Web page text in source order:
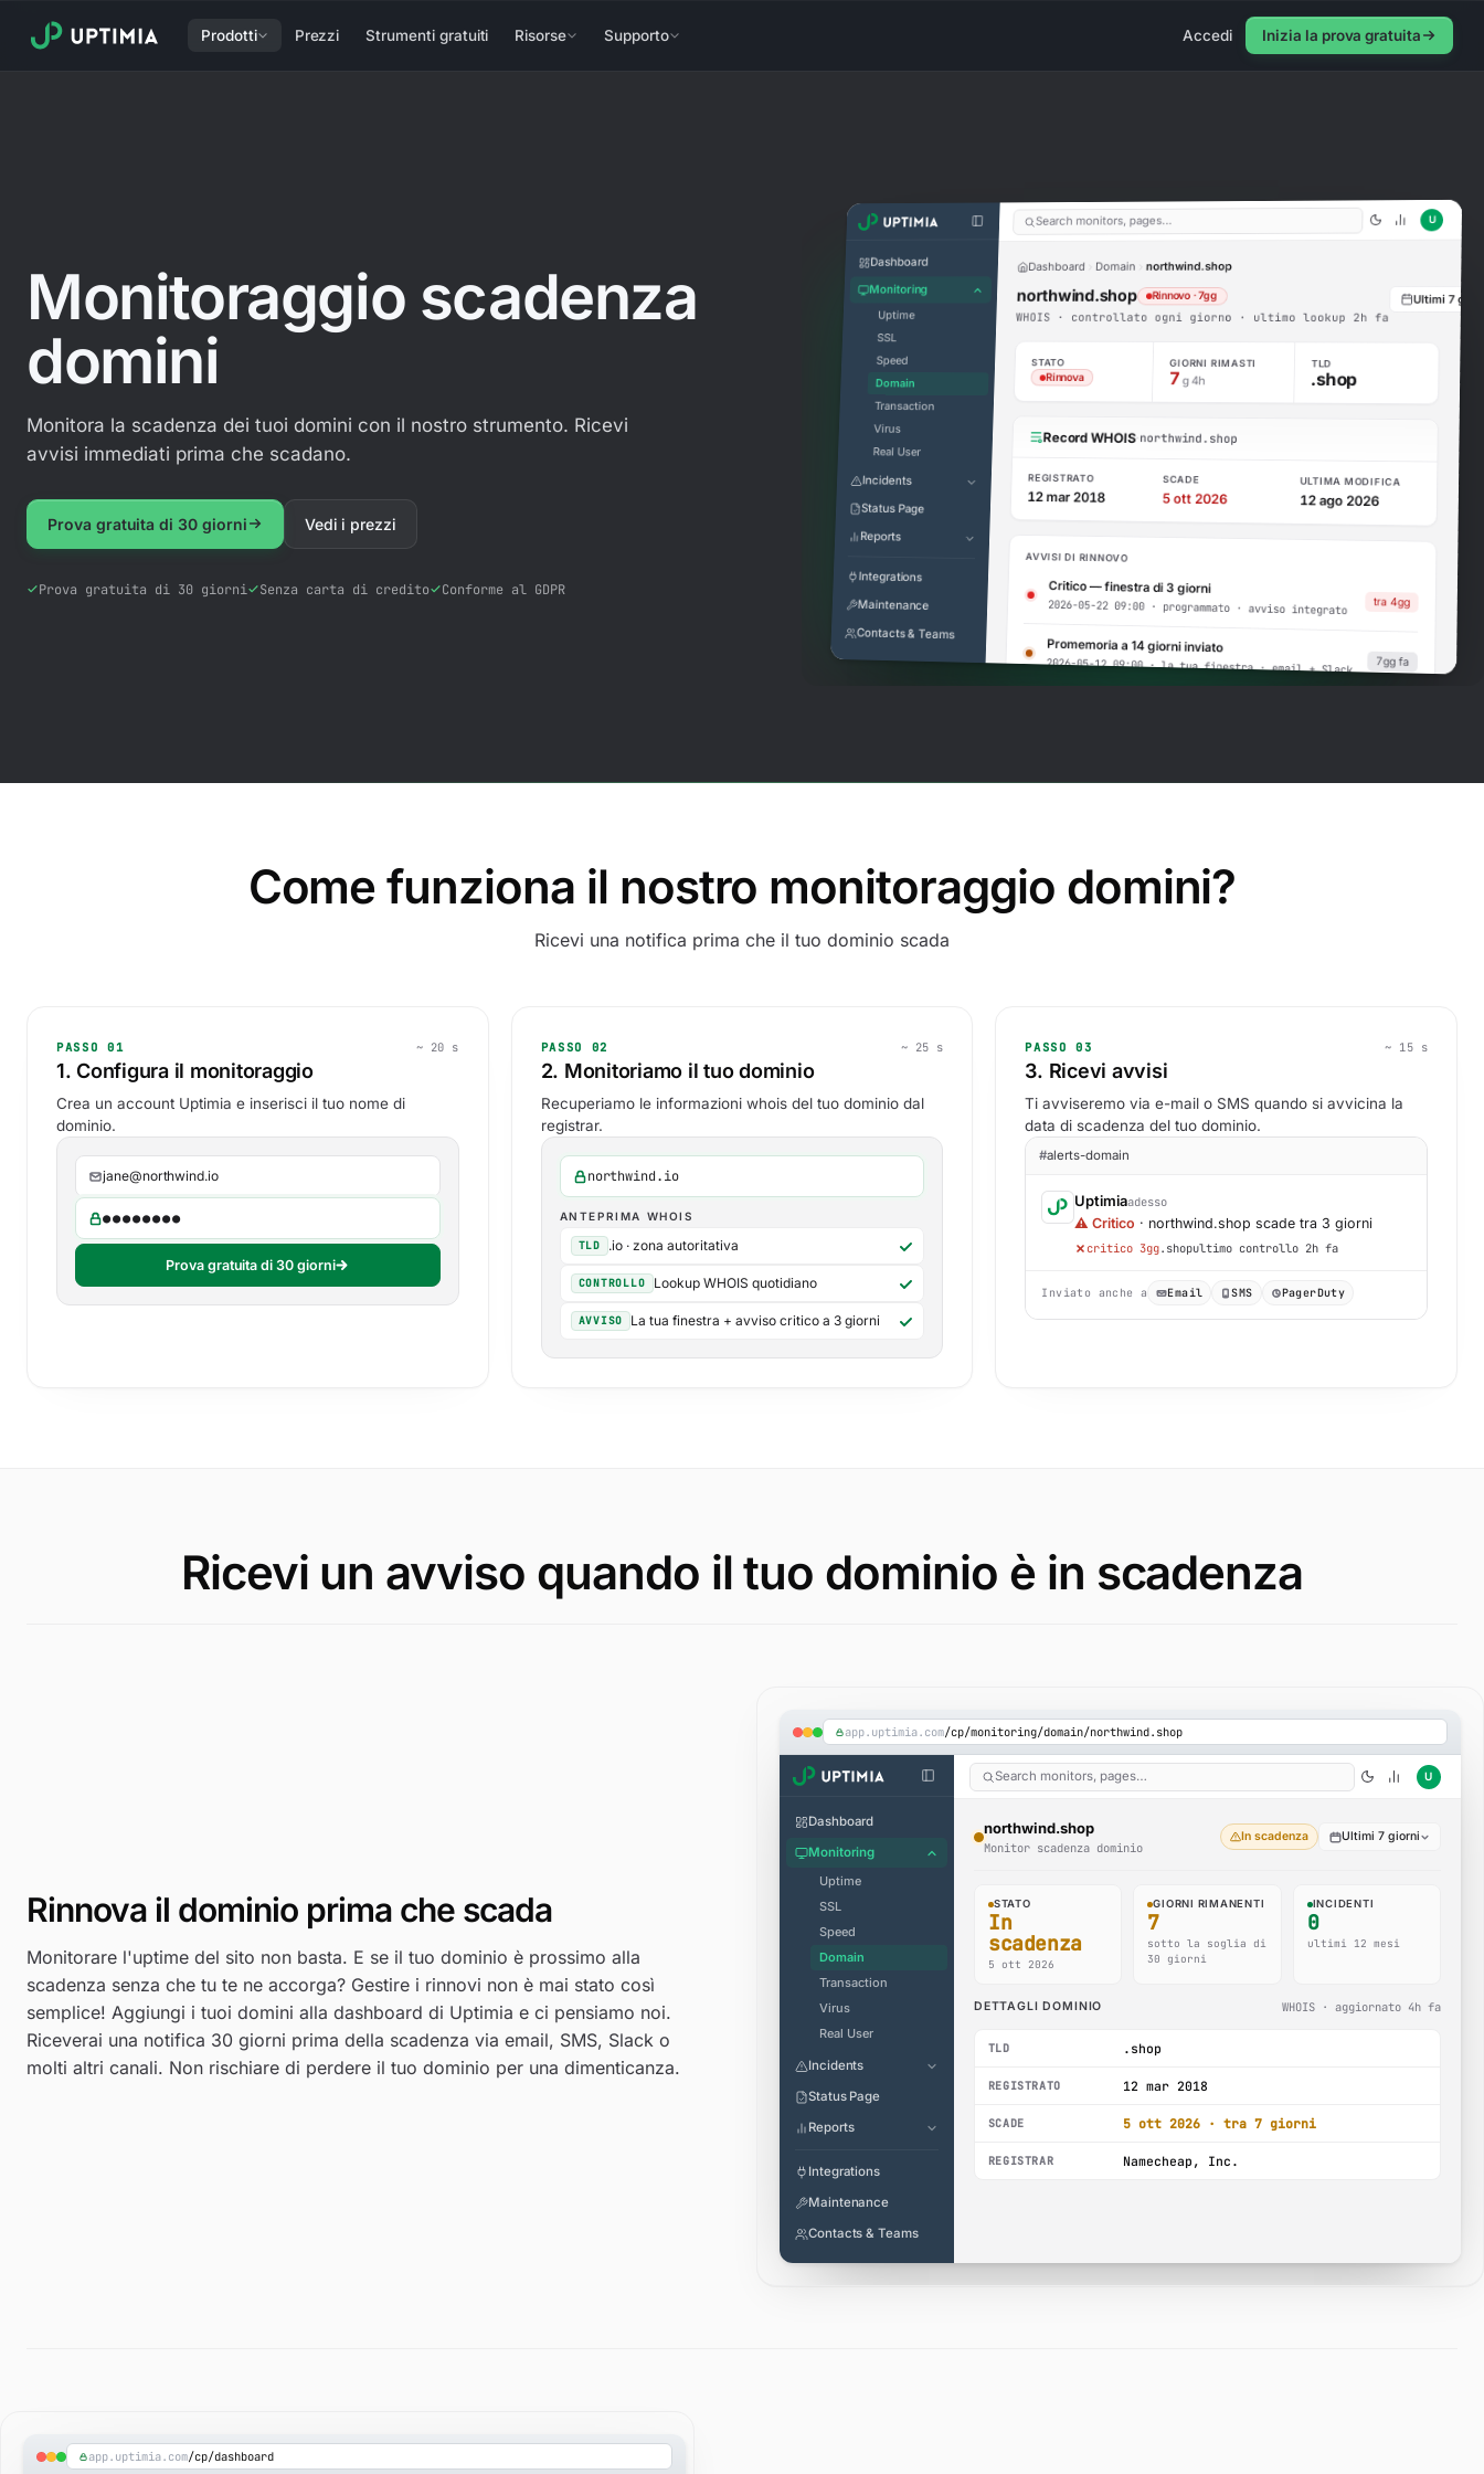
Prodotti Prezzi Strumenti gratuiti Risorse Supporto Accedi Inizia la prova gratuita
Monitoraggio scadenza
domini
Monitora la scadenza dei tuoi domini con il nostro strumento. Ricevi
avvisi immediati prima che scadano.
Prova gratuita di 30 giorni Vedi i prezzi
Prova gratuita di 30 giorni Senza carta di credito Conforme al GDPR
Dashboard
Monitoring
Uptime
SSL
Speed
Domain
Transaction
Virus
Real User
Incidents
Status Page
Reports
Integrations
Maintenance
Contacts & Teams
Search monitors, pages… U
Dashboard Domain northwind.shop
northwind.shop Rinnovo · 7gg
WHOIS · controllato ogni giorno · ultimo lookup 2h fa
Ultimi 7
STATO
Rinnova
GIORNI RIMASTI
7 g 4h
TLD
.shop
Record WHOIS·northwind.shop
REGISTRATO
12 mar 2018
SCADE
5 ott 2026
ULTIMA MODIFICA
12 ago 2026
AVVISI DI RINNOVO
Critico — finestra di 3 giorni
2026-05-22 09:00 · programmato · avviso integrato tra 4gg
Promemoria a 14 giorni inviato
2026-05-12 09:00 · la tua finestra · email + Slack 7gg fa
Come funziona il nostro monitoraggio domini?
Ricevi una notifica prima che il tuo dominio scada
PASSO 01 ~ 20 s
1. Configura il monitoraggio
Crea un account Uptimia e inserisci il tuo nome di
dominio.
jane@northwind.io
●●●●●●●●
Prova gratuita di 30 giorni
PASSO 02 ~ 25 s
2. Monitoriamo il tuo dominio
Recuperiamo le informazioni whois del tuo dominio dal
registrar.
northwind.io
ANTEPRIMA WHOIS
TLD .io · zona autoritativa
CONTROLLO Lookup WHOIS quotidiano
AVVISO La tua finestra + avviso critico a 3 giorni
PASSO 03 ~ 15 s
3. Ricevi avvisi
Ti avviseremo via e-mail o SMS quando si avvicina la
data di scadenza del tuo dominio.
#alerts-domain
Uptimiaadesso
⚠ Critico · northwind.shop scade tra 3 giorni
critico 3gg.shopultimo controllo 2h fa
Inviato anche a Email SMS PagerDuty
Ricevi un avviso quando il tuo dominio è in scadenza
Rinnova il dominio prima che scada
Monitorare l'uptime del sito non basta. E se il tuo dominio è prossimo alla
scadenza senza che tu te ne accorga? Gestire i rinnovi non è mai stato così
semplice! Aggiungi i tuoi domini alla dashboard di Uptimia e ci pensiamo noi.
Riceverai una notifica 30 giorni prima della scadenza via email, SMS, Slack o
molti altri canali. Non rischiare di perdere il tuo dominio per una dimenticanza.
app.uptimia.com/cp/monitoring/domain/northwind.shop
Dashboard
Monitoring
Uptime
SSL
Speed
Domain
Transaction
Virus
Real User
Incidents
Status Page
Reports
Integrations
Maintenance
Contacts & Teams
Search monitors, pages… U
northwind.shop
Monitor scadenza dominio
In scadenza Ultimi 7 giorni
STATO
In
scadenza
5 ott 2026
GIORNI RIMANENTI
7
sotto la soglia di
30 giorni
INCIDENTI
0
ultimi 12 mesi
DETTAGLI DOMINIO WHOIS · aggiornato 4h fa
TLD .shop
REGISTRATO 12 mar 2018
SCADE 5 ott 2026 · tra 7 giorni
REGISTRAR Namecheap, Inc.
app.uptimia.com/cp/dashboard